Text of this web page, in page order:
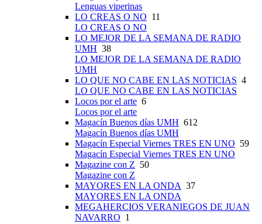
Lenguas viperinas
LO CREAS O NO 11
LO CREAS O NO
LO MEJOR DE LA SEMANA DE RADIO
UMH 38
LO MEJOR DE LA SEMANA DE RADIO
UMH
LO QUE NO CABE EN LAS NOTICIAS 4
LO QUE NO CABE EN LAS NOTICIAS
Locos por el arte 6
Locos por el arte
Magacín Buenos días UMH 612
Magacín Buenos días UMH
Magacín Especial Viernes TRES EN UNO 59
Magacín Especial Viernes TRES EN UNO
Magazine con Z 50
Magazine con Z
MAYORES EN LA ONDA 37
MAYORES EN LA ONDA
MEGAHERCIOS VERANIEGOS DE JUAN
NAVARRO 1